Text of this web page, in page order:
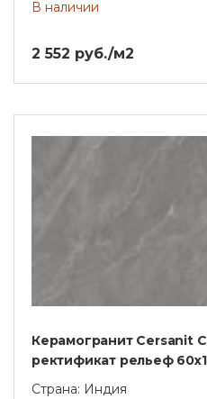
В наличии
2 552 руб./м2
Керамогранит Cersanit
ректификат рельеф
Страна: Индия